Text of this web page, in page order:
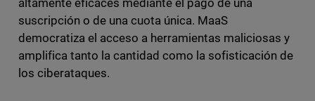
altamente eficaces mediante el pago de una
suscripción o de una cuota única. MaaS
democratiza el acceso a herramientas maliciosas y
amplifica tanto la cantidad como la sofisticación de
los ciberataques.